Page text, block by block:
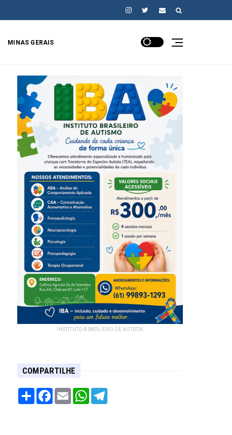
MINAS GERAIS
INSTITUTO BRASILEIRO DE AUTISTA
COMPARTILHE
Share Facebook
Email WhatsApp